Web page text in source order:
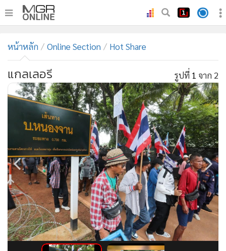
ทันเหตุการณ์
• ภาคใต้
• ภูมิภาค
• Online Section
ผู้จัดการรายวัน
• คอลัมนิสต์
• ละคร
• CbizReview
• Cyber BIZ
• ผู้จัดกวน
• Good health & Well-being
• Green Innovation & SD
หน้าหลัก Online Section Hot Share
แกลเลอรี รูปที่ 1 จาก 2